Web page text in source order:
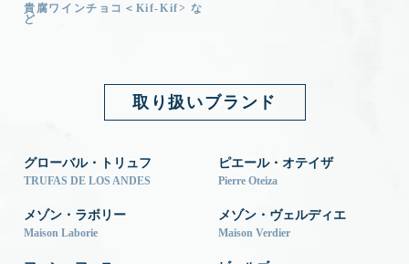
貴腐ワインチョコ＜Kif-Kif> な
ど
取り扱いブランド
グローバル・トリュフ
TRUFAS DE LOS ANDES
ピエール・オテイザ
Pierre Oteiza
メゾン・ラボリー
Maison Laborie
メゾン・ヴェルディエ
Maison Verdier